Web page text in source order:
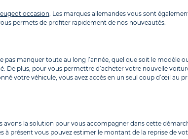
occasion . Les marques allemandes vous sont
permets de profiter rapidement de nos nouveautés.
manquer toute au long l’année, quel que soit le modèle
De plus, pour vous permettre d’acheter votre nouvelle
votre véhicule, vous avez accès en un seul coup d’œil au
la solution pour vous accompagner dans cette
à présent vous pouvez estimer le montant de la reprise de